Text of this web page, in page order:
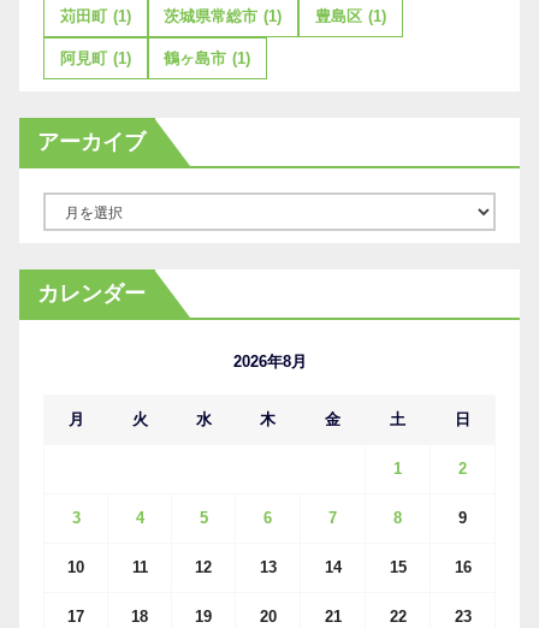
苅田町 (1) 茨城県常総市 (1) 豊島区 (1)
阿見町 (1) 鶴ヶ島市 (1)
アーカイブ
カ
イ
カレンダー
2026年8月
月 火 水 木 金 土 日
1 2
3 4 5 6 7 8 9
10 11 12 13 14 15 16
17 18 19 20 21 22 23